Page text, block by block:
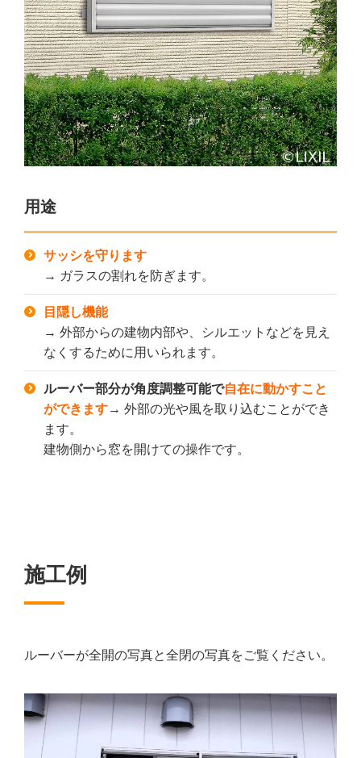
用途
サッシを守ります
→ ガラスの割れを防ぎます。
目隠し機能
→ 外部からの建物内部や、シルエットなどを見え
なくするために用いられます。
ルーバー部分が角度調整可能で自在に動かすこと
ができます→ 外部の光や風を取り込むことができ
ます。
建物側から窓を開けての操作です。
施工例
ルーバーが全開の写真と全閉の写真をご覧ください。